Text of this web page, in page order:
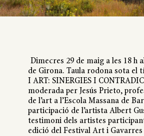
Dimecres 29 de maig a les 18 h
de Girona. Taula rodona sota el
I ART: SINERGIES I
moderada per Jesús Prieto,
de l’art a l’Escola Massana de
participació de l’artista Albert
testimoni dels artistes
edició del Festival Art i Gavarres